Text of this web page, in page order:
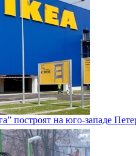
построят на юго-западе